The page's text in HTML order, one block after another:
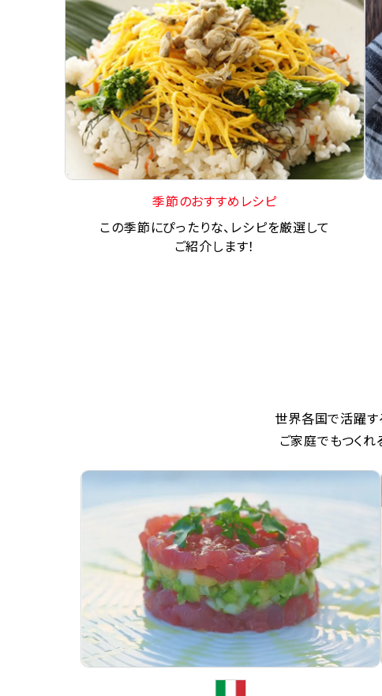
季節のおすすめレシピ
この季節にぴったりな、レシピを厳選して
ご紹介します！
世界各国で活躍す
ご家庭でもつくれ